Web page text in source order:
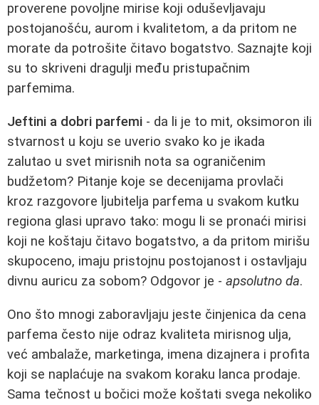
proverene povoljne mirise koji oduševljavaju
postojanošću, aurom i kvalitetom, a da pritom ne
morate da potrošite čitavo bogatstvo. Saznajte koji
su to skriveni dragulji među pristupačnim
parfemima.
Jeftini a dobri parfemi - da li je to mit, oksimoron ili
stvarnost u koju se uverio svako ko je ikada
zalutao u svet mirisnih nota sa ograničenim
budžetom? Pitanje koje se decenijama provlači
kroz razgovore ljubitelja parfema u svakom kutku
regiona glasi upravo tako: mogu li se pronaći mirisi
koji ne koštaju čitavo bogatstvo, a da pritom mirišu
skupoceno, imaju pristojnu postojanost i ostavljaju
divnu auricu za sobom? Odgovor je - apsolutno da.
Ono što mnogi zaboravljaju jeste činjenica da cena
parfema često nije odraz kvaliteta mirisnog ulja,
već ambalaže, marketinga, imena dizajnera i profita
koji se naplaćuje na svakom koraku lanca prodaje.
Sama tečnost u bočici može koštati svega nekoliko